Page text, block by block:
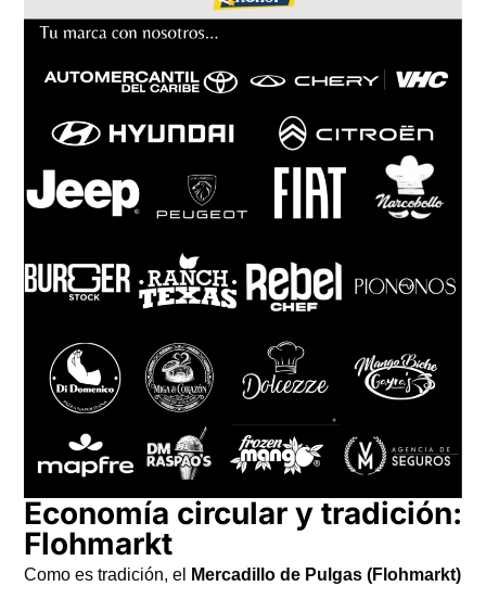
Economía circular y tradición:
Flohmarkt
Como es tradición, el
Mercadillo de Pulgas (Flohmarkt)